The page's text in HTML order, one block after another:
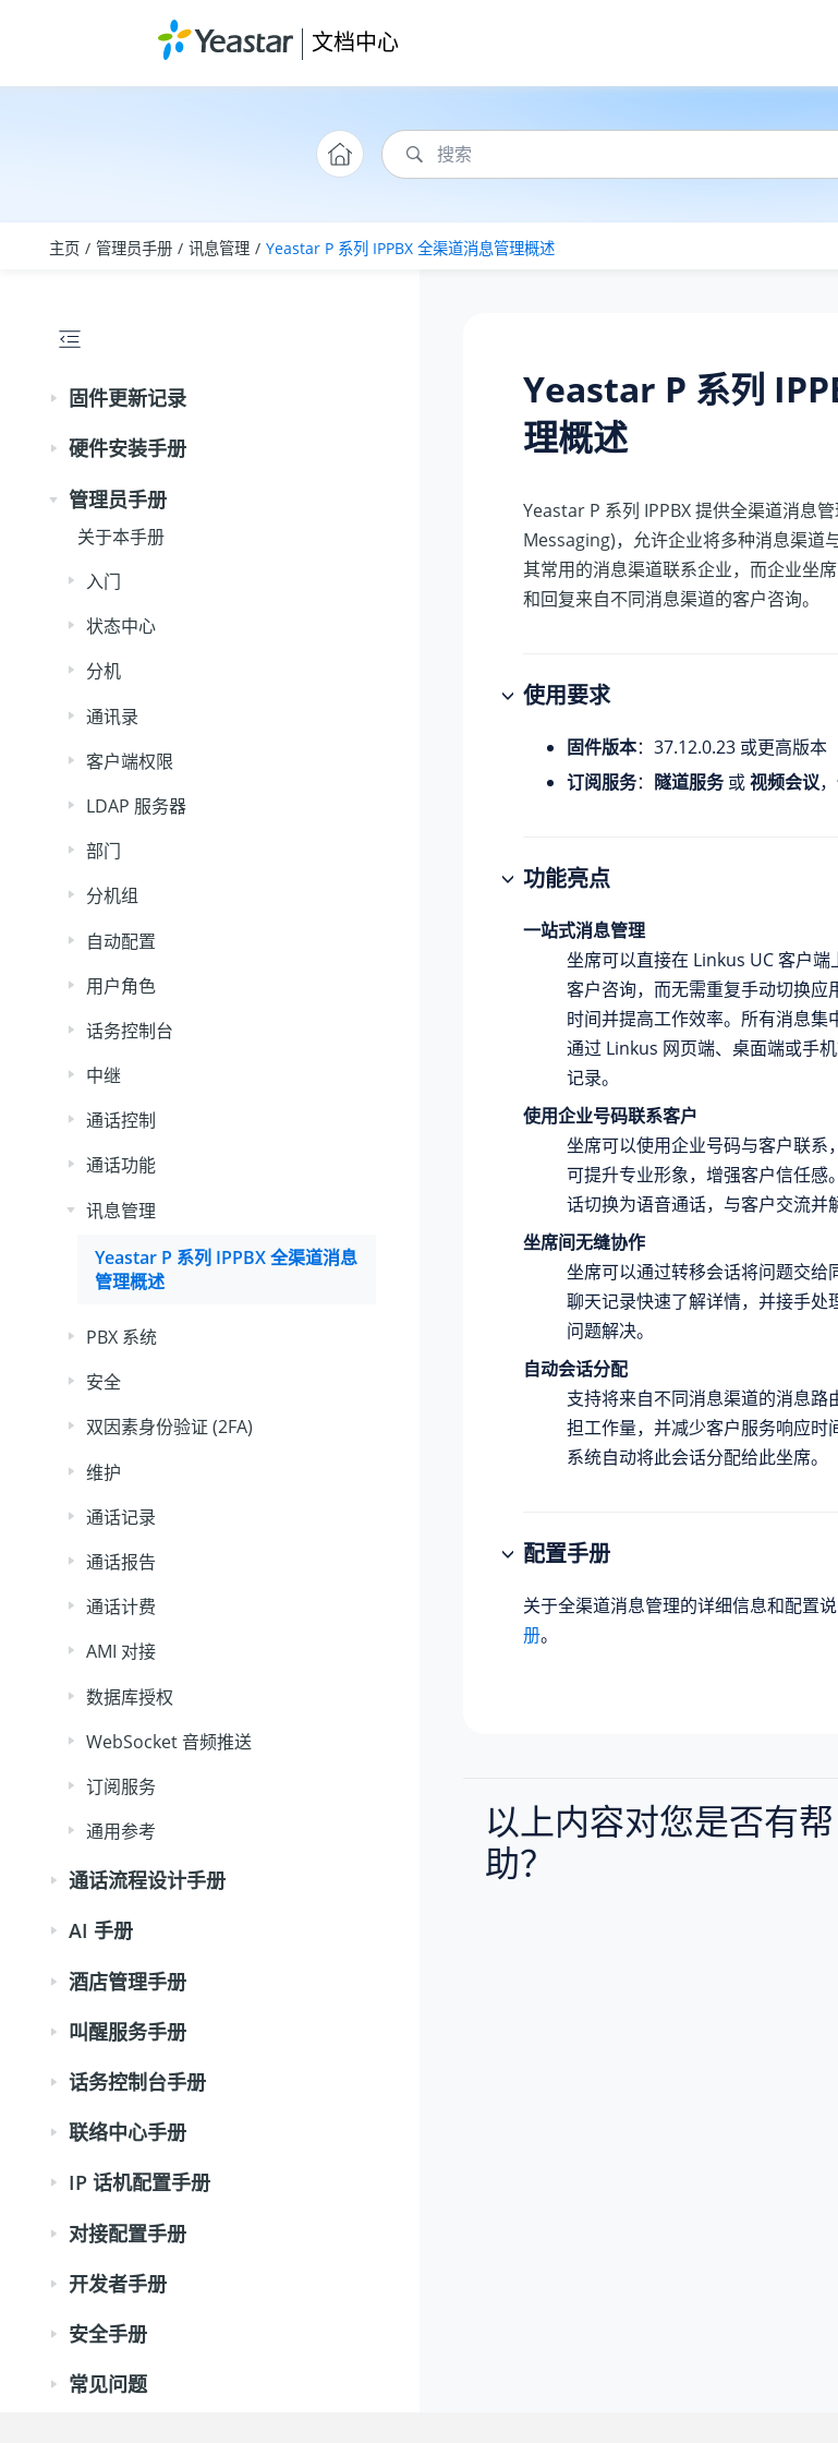
文档中心
主页 管理员手册 讯息管理 Yeastar P 系列 IPPBX 全渠道消息管理概述
固件更新记录
硬件安装手册
管理员手册
关于本手册
入门
状态中心
分机
通讯录
客户端权限
LDAP 服务器
部门
分机组
自动配置
用户角色
话务控制台
中继
通话控制
通话功能
讯息管理
Yeastar P 系列 IPPBX全渠道消息
管理概述
PBX 系统
安全
双因素身份验证 (2FA)
维护
通话记录
通话报告
通话计费
AMI 对接
数据库授权
WebSocket 音频推送
订阅服务
通用参考
通话流程设计手册
AI 手册
酒店管理手册
叫醒服务手册
话务控制台手册
联络中心手册
IP 话机配置手册
对接配置手册
开发者手册
安全手册
常见问题
Yeastar P 系列
理概述
Yeastar P 系列 IPPBX提供全渠道消息
Messaging)，允许企业将多种消息渠道
其常用的消息渠道联系企业，而企业坐
和回复来自不同消息渠道的客户咨询。
使用要求
固件版本： 37.12.0.23 或更高版本
订阅服务： 隧道服务或视频会议
功能亮点
一站式消息管理
坐席可以直接在 Linkus UC 客户
客户咨询，而无需重复手动切换应
时间并提高工作效率。所有消息集
通过 Linkus 网页端、桌面端或手
记录。
使用企业号码联系客户
坐席可以使用企业号码与客户联系
可提升专业形象，增强客户信任
话切换为语音通话，与客户交流并
坐席间无缝协作
坐席可以通过转移会话将问题交给
聊天记录快速了解详情，并接手处
问题解决。
自动会话分配
支持将来自不同消息渠道的消息
担工作量，并减少客户服务响应时
系统自动将此会话分配给此坐席。
配置手册
关于全渠道消息管理的详细信息和配置
册。
以上内容对您是否有帮
助？